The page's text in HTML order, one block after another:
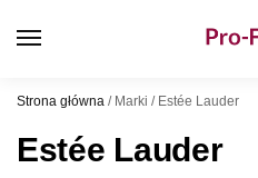
Strona główna / Marki / Estée Lauder
Estée Lauder